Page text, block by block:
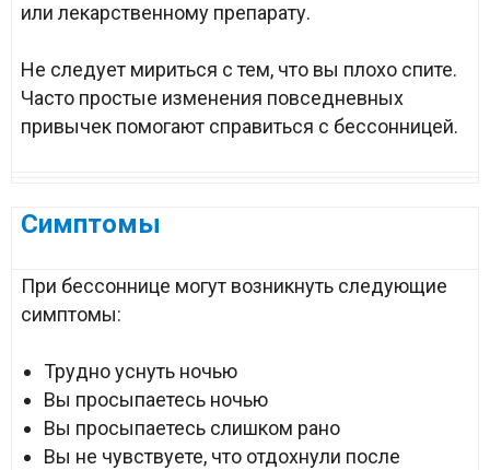
или лекарственному препарату.
Не следует мириться с тем, что вы плохо спите.
Часто простые изменения повседневных
привычек помогают справиться с бессонницей.
Симптомы
При бессоннице могут возникнуть следующие
симптомы:
Трудно уснуть ночью
Вы просыпаетесь ночью
Вы просыпаетесь слишком рано
Вы не чувствуете, что отдохнули после